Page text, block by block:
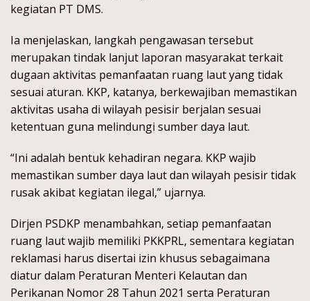
kegiatan PT DMS.
Ia menjelaskan, langkah pengawasan tersebut
merupakan tindak lanjut laporan masyarakat terkait
dugaan aktivitas pemanfaatan ruang laut yang tidak
sesuai aturan. KKP, katanya, berkewajiban memastikan
aktivitas usaha di wilayah pesisir berjalan sesuai
ketentuan guna melindungi sumber daya laut.
“Ini adalah bentuk kehadiran negara. KKP wajib
memastikan sumber daya laut dan wilayah pesisir tidak
rusak akibat kegiatan ilegal,” ujarnya.
Dirjen PSDKP menambahkan, setiap pemanfaatan
ruang laut wajib memiliki PKKPRL, sementara kegiatan
reklamasi harus disertai izin khusus sebagaimana
diatur dalam Peraturan Menteri Kelautan dan
Perikanan Nomor 28 Tahun 2021 serta Peraturan